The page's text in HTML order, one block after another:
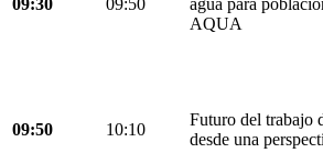
09:30 09:50
agua para
AQUA
09:50 10:10
Futuro del trabajo
desde una